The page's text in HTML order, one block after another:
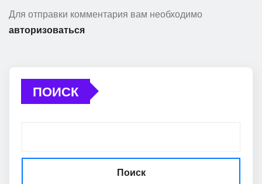
Для отправки комментария вам необходимо
авторизоваться
ПОИСК
Поиск